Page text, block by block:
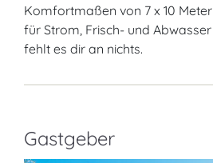
Komfortmaßen von 7 x 10
für Strom, Frisch- und
fehlt es dir an nichts.
Gastgeber